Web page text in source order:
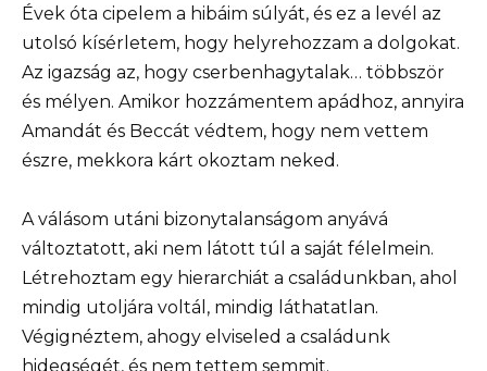
Évek óta cipelem a hibáim súlyát, és ez a levél az
utolsó kísérletem, hogy helyrehozzam a dolgokat.
Az igazság az, hogy cserbenhagytalak… többször
és mélyen. Amikor hozzámentem apádhoz, annyira
Amandát és Beccát védtem, hogy nem vettem
észre, mekkora kárt okoztam neked.
A válásom utáni bizonytalanságom anyává
változtatott, aki nem látott túl a saját félelmein.
Létrehoztam egy hierarchiát a családunkban, ahol
mindig utoljára voltál, mindig láthatatlan.
Végignéztem, ahogy elviseled a családunk
hidegségét, és nem tettem semmit.